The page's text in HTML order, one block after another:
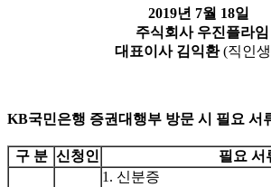
2019년 7월 18일
주식회사 우진플라임
대표이사 김익환(직인
KB국민은행 증권대행부 방문 시 필요 서
구 분 신청인 필요 서
1. 신분증